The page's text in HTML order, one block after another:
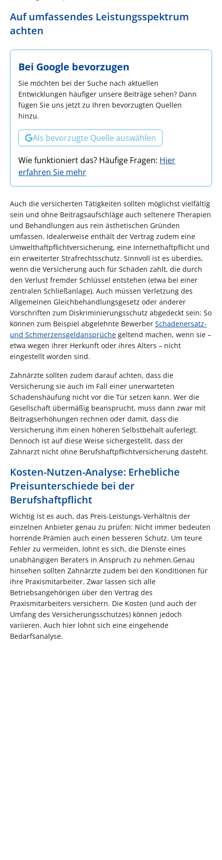
Auf umfassendes Leistungsspektrum
achten
Bei Google bevorzugen
Sie möchten bei der Suche nach aktuellen
Entwicklungen häufiger unsere Beiträge sehen? Dann
fügen Sie uns jetzt zu Ihren bevorzugten Quellen
hinzu.
Als bevorzugte Quelle auswählen
Wie funktioniert das? Häufige Fragen: Hier
erfahren Sie mehr
Auch die versicherten Tätigkeiten sollten möglichst vielfältig
sein und ohne Beitragsaufschläge auch seltenere Therapien
und Behandlungen aus rein ästhetischen Gründen
umfassen. Idealerweise enthält der Vertrag zudem eine
Umwelthaftpflichtversicherung, eine Internethaftpflicht und
ein erweiterter Strafrechtsschutz. Sinnvoll ist es überdies,
wenn die Versicherung auch für Schäden zahlt, die durch
den Verlust fremder Schlüssel entstehen (etwa bei einer
zentralen Schließanlage). Auch müssen Verletzung des
Allgemeinen Gleichbehandlungsgesetz oder anderer
Vorschriften zum Diskriminierungsschutz abgedeckt sein: So
können zum Beispiel abgelehnte Bewerber Schadenersatz-
und Schmerzensgeldansprüche geltend machen, wenn sie –
etwa wegen ihrer Herkunft oder ihres Alters – nicht
eingestellt worden sind.
Zahnärzte sollten zudem darauf achten, dass die
Versicherung sie auch im Fall einer unerwarteten
Schadenshäufung nicht vor die Tür setzen kann. Wer die
Gesellschaft übermäßig beansprucht, muss dann zwar mit
Beitragserhöhungen rechnen oder damit, dass die
Versicherung ihm einen höheren Selbstbehalt auferlegt.
Dennoch ist auf diese Weise sichergestellt, dass der
Zahnarzt nicht ohne Berufshaftpflichtversicherung dasteht.
Kosten-Nutzen-Analyse: Erhebliche
Preisunterschiede bei der
Berufshaftpflicht
Wichtig ist es auch, das Preis-Leistungs-Verhältnis der
einzelnen Anbieter genau zu prüfen: Nicht immer bedeuten
horrende Prämien auch einen besseren Schutz. Um teure
Fehler zu vermeiden, lohnt es sich, die Dienste eines
unabhängigen Beraters in Anspruch zu nehmen.Genau
hinsehen sollten Zahnärzte zudem bei den Konditionen für
ihre Praxismitarbeiter. Zwar lassen sich alle
Betriebsangehörigen über den Vertrag des
Praxismitarbeiters versichern. Die Kosten (und auch der
Umfang des Versicherungsschutzes) können jedoch
variieren. Auch hier lohnt sich eine eingehende
Bedarfsanalyse.